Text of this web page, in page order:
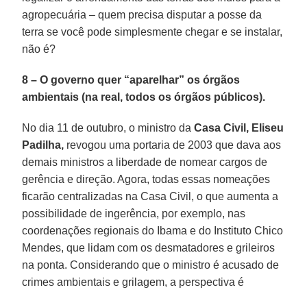
agropecuária – quem precisa disputar a posse da
terra se você pode simplesmente chegar e se instalar,
não é?
8 – O governo quer “aparelhar” os órgãos
ambientais (na real, todos os órgãos públicos).
No dia 11 de outubro, o ministro daCasa Civil, Eliseu
Padilha, revogou uma portaria de 2003 que dava aos
demais ministros a liberdade de nomear cargos de
gerência e direção. Agora, todas essas nomeações
ficarão centralizadas na Casa Civil, o que aumenta a
possibilidade de ingerência, por exemplo, nas
coordenações regionais do Ibama e do Instituto Chico
Mendes, que lidam com os desmatadores e grileiros
na ponta. Considerando que o ministro é acusado de
crimes ambientais e grilagem, a perspectiva é